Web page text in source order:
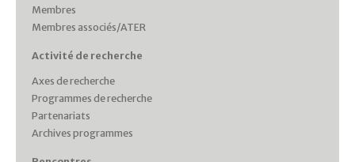
Membres
Membres associés/ATER
Activité de recherche
Axes de recherche
Programmes de recherche
Partenariats
Archives programmes